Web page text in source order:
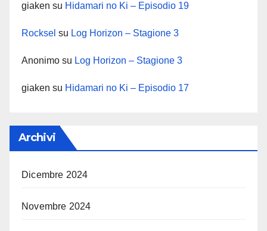
giaken su Hidamari no Ki – Episodio 19
Rocksel su Log Horizon – Stagione 3
Anonimo su Log Horizon – Stagione 3
giaken su Hidamari no Ki – Episodio 17
Archivi
Dicembre 2024
Novembre 2024